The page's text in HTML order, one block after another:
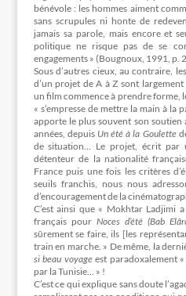
bénévole : les hommes aiment
sans scrupules ni honte de
jamais sa parole, mais encore et
politique ne risque pas de se
engagements » (Bougnoux, 1991, p.
Sous d’autres cieux, au contraire,
d’un projet de A à Z sont
un film commence à prendre forme,
« s’empresse de mettre la main à
apporte le plus souvent son soutien
années, depuis Un été à la Goulette
de situation… Le projet, écrit par
détenteur de la nationalité
France puis une fois les critères
seuils franchis, nous nous
d’encouragement de la
C’est ainsi que « Mokhtar Ladjimi
français pour Noces d’été (Bab
sûrement se faire, ils [les
train en marche. » De même, la
si beau voyageest paradoxalement
par la Tunisie… » !
C’est ce qui explique sans doute